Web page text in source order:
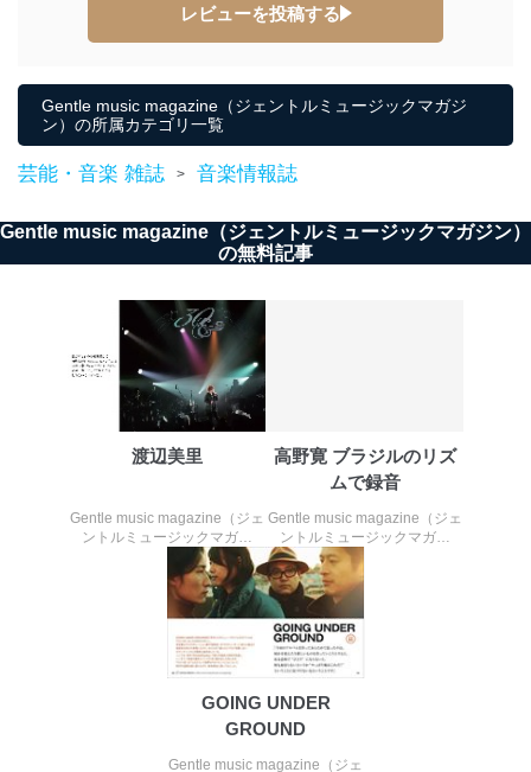
代表取締役会長 西野 伸一郎
１．個人情報保護管理者
当社は以下の個人情報保護管理者を設置し、個人情報保
護管理者の責任のもと、個人情報を取得・アクセス・利
東京都渋谷区南平台町16-11
株式会社富士山マガジンサービス
個人情報保護管理者: 経営管理グループディレクター 前
田 嘉也
２．利用目的
当社が取り扱う開示対象個人情報の利用目的は次のとお
りです。
個人情報の種類 利用目的
当社の定期購読サ
ービス等をご利用
の方の個人情報
購入商品の配送のため
商品代金回収のため
ｅメール等による商品、サービ
ス、キャンペーン等の広告の案内
のため
個人が特定できない形で取得した
閲覧履歴や購買履歴等の情報を分
析して、趣味・嗜好に
応じた新商品・サービスに関する
広告のため
お問い合わせ対応、トラブル対
質向上のため
レビューを投稿する
Gentle music magazine（ジェントルミュージックマガジ
ン）の所属カテゴリ一覧
芸能・音楽 雑誌 > 音楽情報誌
Gentle music magazine（ジェントルミュージックマガジン）
の無料記事
渡辺美里
Gentle music magazine（ジェ
ントルミュージックマガジ
ン） Vol.24
高野寛 ブラジルのリズ
ムで録音
Gentle music magazine（ジェ
ントルミュージックマガジ
ン） Vol.20
GOING UNDER
GROUND
Gentle music magazine（ジェ